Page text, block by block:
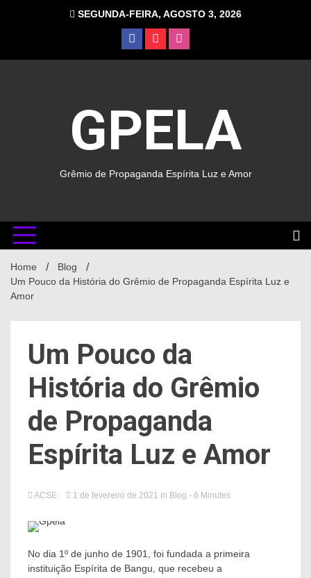
SEGUNDA-FEIRA, AGOSTO 3, 2026
GPELA
Grêmio de Propaganda Espírita Luz e Amor
Home
Blog
Um Pouco da História do Grêmio de Propaganda Espírita Luz e
Amor
Um Pouco da
História do Grêmio
de Propaganda
Espírita Luz e Amor
ACSE 1 de fevereiro de 2021 in Blog - 6 Minutes
No dia 1º de junho de 1901, foi fundada a primeira
instituição Espírita de Bangu, que recebeu a